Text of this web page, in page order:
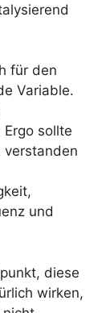
für den
Variable.
sollte
verstanden
und
diese
wirken,